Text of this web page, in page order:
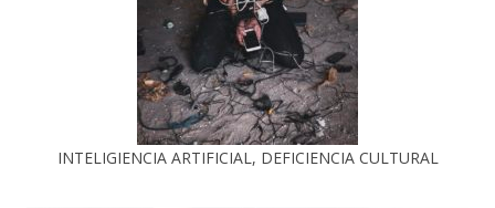
INTELIGIENCIA ARTIFICIAL, DEFICIENCIA CULTURAL